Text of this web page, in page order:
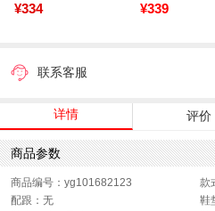
¥334 ¥339
联系客服
详情 评价
商品参数
商品编号：yg101682123
款
配跟：无
鞋